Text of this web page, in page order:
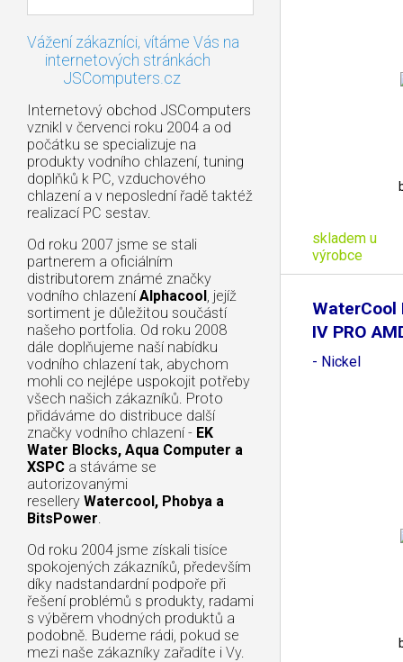
Vážení zákazníci, vítáme Vás na
internetových stránkách
JSComputers.cz
Internetový obchod JSComputers
vznikl v červenci roku 2004 a od
počátku se specializuje na
produkty vodního chlazení, tuning
doplňků k PC, vzduchového
chlazení a v neposlední řadě taktéž
realizací PC sestav.
Od roku 2007 jsme se stali
partnerem a oficiálním
distributorem známé značky
vodního chlazení Alphacool, jejíž
sortiment je důležitou součástí
našeho portfolia. Od roku 2008
dále doplňujeme naší nabídku
vodního chlazení tak, abychom
mohli co nejlépe uspokojit potřeby
všech našich zákazníků. Proto
přidáváme do distribuce další
značky vodního chlazení - EK
Water Blocks, Aqua Computer a
XSPC a stáváme se
autorizovanými
resellery Watercool, Phobya a
BitsPower.
Od roku 2004 jsme získali tisíce
spokojených zákazníků, především
díky nadstandardní podpoře při
řešení problémů s produkty, radami
s výběrem vhodných produktů a
podobně. Budeme rádi, pokud se
mezi naše zákazníky zařadíte i Vy.
skladem u
výrobce
WaterCool
IV PRO
- Nickel